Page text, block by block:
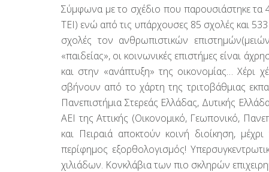
Σύμφωνα με το σχέδιο που παρουσιάστηκε τα
ΤΕΙ) ενώ από τις υπάρχουσες 85 σχολές και
σχολές τον ανθρωπιστικών
«παιδείας», οι κοινωνικές επιστήμες είναι
και στην «ανάπτυξη» της οικονομίας… Χέρι
σβήνουν από το χάρτη της τριτοβάθμιας
Πανεπιστήμια Στερεάς Ελλάδας, Δυτικής
ΑΕΙ της Αττικής (Οικονομικό, Γεωπονικό,
και Πειραιά αποκτούν κοινή διοίκηση,
περίφημος εξορθολογισμός!
χιλιάδων. Κονκλάβια των πιο σκληρών